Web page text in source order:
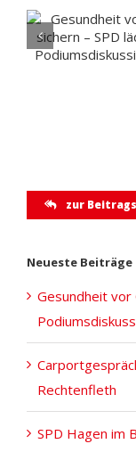
SPD
zur
zur
Neueste Beiträge
Gesundheit vor
Rechtenfleth
SPD Hagen im